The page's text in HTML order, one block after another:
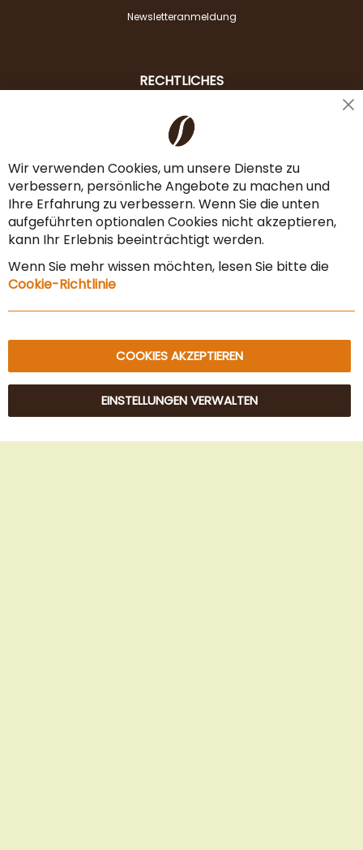
Newsletteranmeldung
RECHTLICHES
Liefer- & Versandkosten
AGB & Widerrufsrecht
Vertrag widerrufen
Impressum
Datenschutz & Sicherheit
© 2025 Beans Kaffeehandel OG. Alle Rechte vorbehalten.
Wir verwenden Cookies, um unsere Dienste zu
verbessern, persönliche Angebote zu machen und
Ihre Erfahrung zu verbessern. Wenn Sie die unten
aufgeführten optionalen Cookies nicht akzeptieren,
kann Ihr Erlebnis beeinträchtigt werden.
Wenn Sie mehr wissen möchten, lesen Sie bitte die
Cookie-Richtlinie
COOKIES AKZEPTIEREN
EINSTELLUNGEN VERWALTEN